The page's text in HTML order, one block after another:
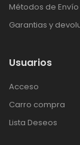
Métodos de Envío
Garantias y
Usuarios
Acceso
Carro compra
Lista Deseos